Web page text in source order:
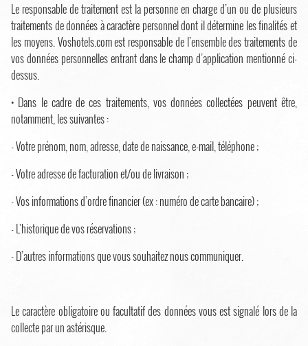
Le responsable de traitement est la personne en charge d’un ou de plusieurs
traitements de données à caractère personnel dont il détermine les finalités et
les moyens. Voshotels.com est responsable de l’ensemble des traitements de
vos données personnelles entrant dans le champ d’application mentionné ci-
dessus.
• Dans le cadre de ces traitements, vos données collectées peuvent être,
notamment, les suivantes :
- Votre prénom, nom, adresse, date de naissance, e-mail, téléphone ;
- Votre adresse de facturation et/ou de livraison ;
- Vos informations d’ordre financier (ex : numéro de carte bancaire) ;
- L’historique de vos réservations ;
- D’autres informations que vous souhaitez nous communiquer.
Le caractère obligatoire ou facultatif des données vous est signalé lors de la
collecte par un astérisque.